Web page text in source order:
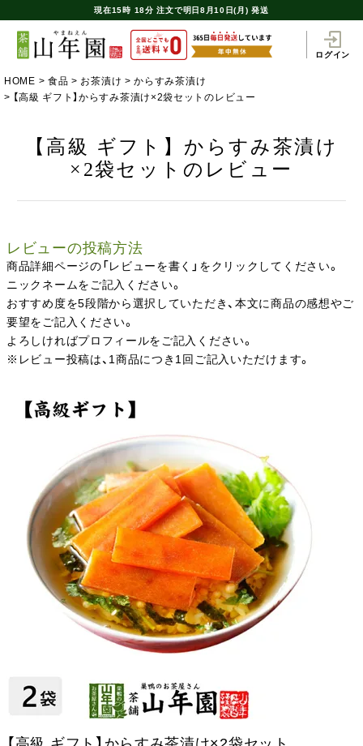
現在15時 18分 注文で明日8月10日(月) 発送
ログイン
HOME 食品 お茶漬け
からすみ茶漬け
【高級 ギフト】からすみ茶漬け×2袋セットのレビュー
【高級 ギフト】からすみ茶漬け
×2袋セットのレビュー
レビューの投稿方法
商品詳細ページの「レビューを書く」をクリックしてください。
ニックネームをご記入ください。
おすすめ度を5段階から選択していただき、本文に商品の感想やご
要望をご記入ください。
よろしければプロフィールをご記入ください。
※レビュー投稿は、1商品につき1回ご記入いただけます。